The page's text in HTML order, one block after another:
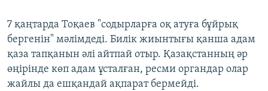
7 қаңтарда Тоқаев "содырларға оқ атуға бұйрық
бергенін" мәлімдеді. Билік жиынтығы қанша адам
қаза тапқанын әлі айтпай отыр. Қазақстанның әр
өңірінде көп адам ұсталған, ресми органдар олар
жайлы да ешқандай ақпарат бермейді.